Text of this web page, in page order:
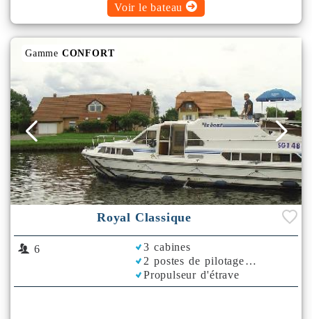
Voir le bateau
Gamme CONFORT
Royal Classique
6
3 cabines
2 postes de pilotage
Propulseur d'étrave
Rafraichisseur d'Air